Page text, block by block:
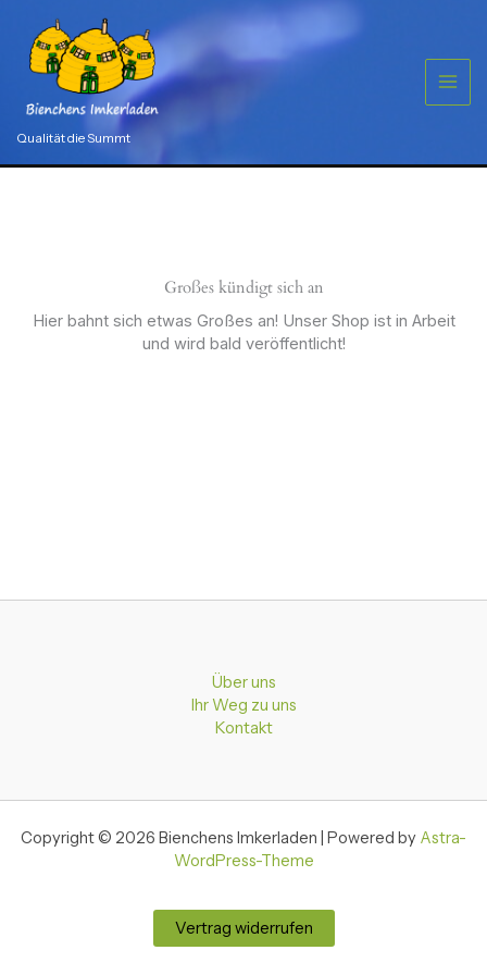
Inhalt
springen
Qualität die Summt
Großes kündigt sich an
Hier bahnt sich etwas Großes an! Unser Shop ist in Arbeit
und wird bald veröffentlicht!
Über uns
Ihr Weg zu uns
Kontakt
Copyright © 2026 Bienchens Imkerladen | Powered by Astra-
WordPress-Theme
Vertrag widerrufen